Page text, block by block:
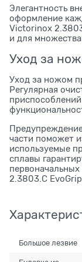
Элегантность
оформление
Victorinox
и для
Уход за
Уход за ножом
Регулярная
части поможет
используемые
сплавы
2.3803.C
Большое лезвие